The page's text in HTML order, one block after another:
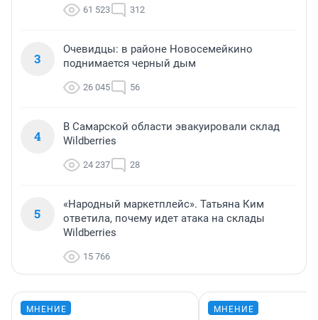
61 523 312
3
Очевидцы: в районе Новосемейкино
поднимается черный дым
26 045 56
4
В Самарской области эвакуировали склад
Wildberries
24 237 28
5
«Народный маркетплейс». Татьяна Ким
ответила, почему идет атака на склады
Wildberries
15 766
МНЕНИЕ МНЕНИЕ